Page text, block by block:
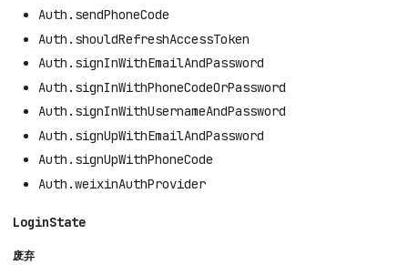
Auth.sendPhoneCode
Auth.shouldRefreshAccessToken
Auth.signInWithEmailAndPassword
Auth.signInWithPhoneCodeOrPassword
Auth.signInWithUsernameAndPassword
Auth.signUpWithEmailAndPassword
Auth.signUpWithPhoneCode
Auth.weixinAuthProvider
LoginState
废弃